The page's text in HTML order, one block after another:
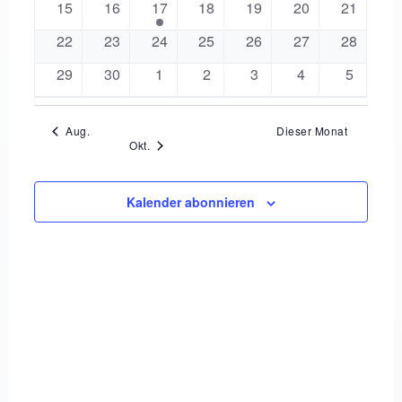
0
Veranstaltungen
15
0
Veranstaltungen
16
1
Veranstaltung
17
0
18
0
19
0
20
0
21
0
22
0
23
0
24
0
25
0
26
0
27
0
28
0
29
0
30
0
1
0
2
0
3
0
4
0
5
Aug.
Dieser Monat
Okt.
Kalender abonnieren